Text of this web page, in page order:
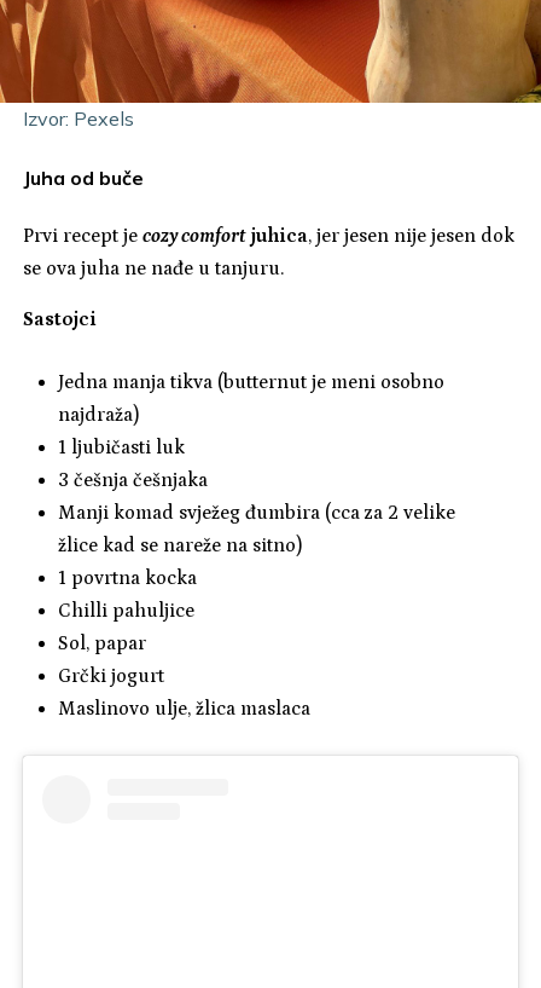
Izvor: Pexels
Juha od buče
Prvi recept jecozy comfort juhica, jer jesen nije jesen dok
se ova juha ne nađe u tanjuru.
Sastojci
Jedna manja tikva (butternut je meni osobno
najdraža)
1 ljubičasti luk
3 češnja češnjaka
Manji komad svježeg đumbira (cca za 2 velike
žlice kad se nareže na sitno)
1 povrtna kocka
Chilli pahuljice
Sol, papar
Grčki jogurt
Maslinovo ulje, žlica maslaca